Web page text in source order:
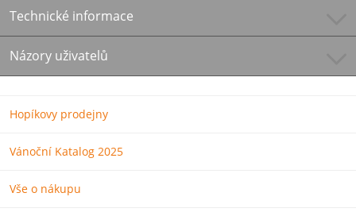
Technické informace
Názory uživatelů
Hopíkovy prodejny
Vánoční Katalog 2025
Vše o nákupu